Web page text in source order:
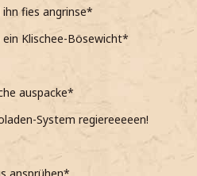
fies angrinse*
Klischee-Bösewicht*
auspacke*
System regiereeeeen!